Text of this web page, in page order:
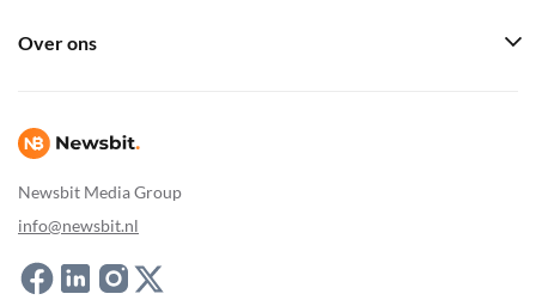
Newsbit Media Group
info@newsbit.nl
Over ons